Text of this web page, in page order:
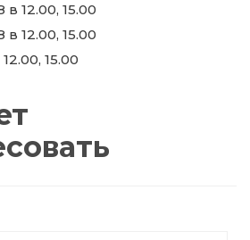
12.00, 15.00
12.00, 15.00
15.00